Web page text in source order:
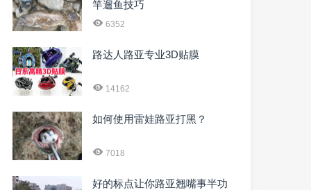
竿遛鱼技巧
6352
路达人路亚专业3D贴膜
14162
如何使用雷娃路亚打黑？
7018
好的标点让你路亚翘嘴事半功